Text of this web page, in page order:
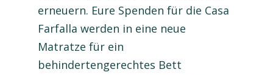
erneuern. Eure Spenden für die Casa
Farfalla werden in eine neue
Matratze für ein
behindertengerechtes Bett